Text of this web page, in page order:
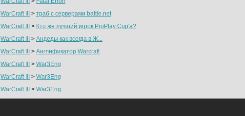
WarCraft III > траб с серверами battle.net
WarCraft III > Кто же лучший игрок ProPlay Cup'a?
WarCraft III > Андеды как всегда в Ж...
WarCraft III > Англификатор Warcraft
WarCraft III > War3Eng
WarCraft III > War3Eng
WarCraft III > War3Eng